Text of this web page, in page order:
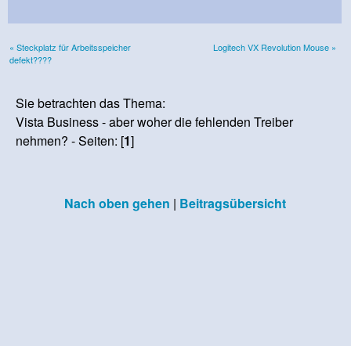
« Steckplatz für Arbeitsspeicher
defekt????
Logitech VX Revolution Mouse »
Sie betrachten das Thema:
Vista Business - aber woher die fehlenden Treiber
nehmen? - Seiten: [1]
Nach oben gehen | Beitragsübersicht